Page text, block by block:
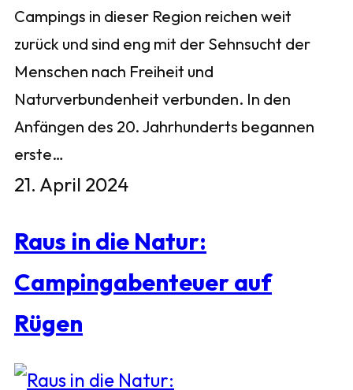
Campings in dieser Region reichen weit
zurück und sind eng mit der Sehnsucht der
Menschen nach Freiheit und
Naturverbundenheit verbunden. In den
Anfängen des 20. Jahrhunderts begannen
erste…
21. April 2024
Raus in die Natur:
Campingabenteuer auf
Rügen